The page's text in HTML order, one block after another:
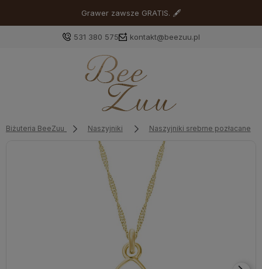
Grawer zawsze GRATIS. 🖋
531 380 575 kontakt@beezuu.pl
Zaloguj się
Załóż konto
Wybierz coś dla siebie z naszej aktualnej oferty lub
zaloguj się, aby przywrócić dodane produkty do listy
z poprzedniej sesji.
Biżuteria BeeZuu Naszyjniki Naszyjniki srebrne pozłacane